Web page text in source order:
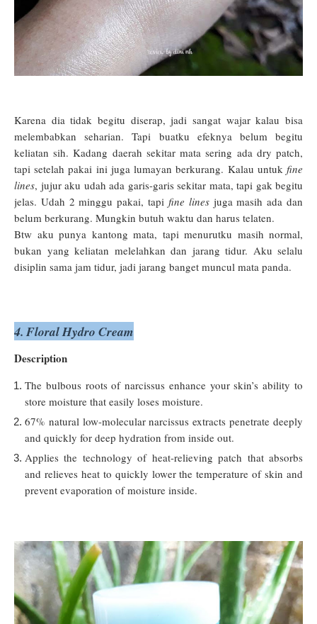
Karena dia tidak begitu diserap, jadi sangat wajar kalau bisa
melembabkan seharian. Tapi buatku efeknya belum begitu
keliatan sih. Kadang daerah sekitar mata sering ada dry patch,
tapi setelah pakai ini juga lumayan berkurang. Kalau untuk fine
lines, jujur aku udah ada garis-garis sekitar mata, tapi gak begitu
jelas. Udah 2 minggu pakai, tapi fine linesjuga masih ada dan
belum berkurang. Mungkin butuh waktu dan harus telaten.
Btw aku punya kantong mata, tapi menurutku masih normal,
bukan yang keliatan melelahkan dan jarang tidur. Aku selalu
disiplin sama jam tidur, jadi jarang banget muncul mata panda.
4. Floral Hydro Cream
Description
The bulbous roots of narcissus enhance your skin’s ability to
store moisture that easily loses moisture.
67% natural low-molecular narcissus extracts penetrate deeply
and quickly for deep hydration from inside out.
Applies the technology of heat-relieving patch that absorbs
and relieves heat to quickly lower the temperature of skin and
prevent evaporation of moisture inside.